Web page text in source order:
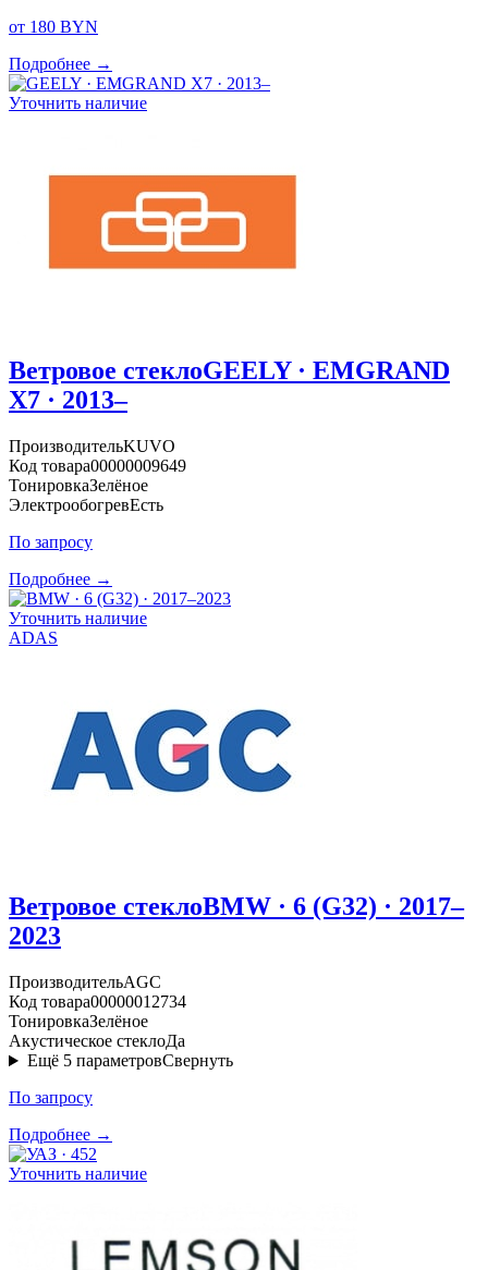
от 180 BYN
Подробнее →
Уточнить наличие
Ветровое стеклоGEELY · EMGRAND
X7 · 2013–
ПроизводительKUVO
Код товара00000009649
ТонировкаЗелёное
ЭлектрообогревЕсть
По запросу
Подробнее →
Уточнить наличие
ADAS
Ветровое стеклоBMW · 6 (G32) · 2017–
2023
ПроизводительAGC
Код товара00000012734
ТонировкаЗелёное
Акустическое стеклоДа
Ещё 5 параметровСвернуть
По запросу
Подробнее →
Уточнить наличие